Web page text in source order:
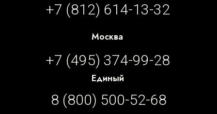
+7 (812) 614-13-32
Москва
+7 (495) 374-99-28
Единый
8 (800) 500-52-68